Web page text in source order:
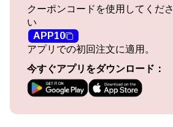
クーポンコードを使用してくださ
い
APP10
アプリでの初回注文に適用。
今すぐアプリをダウンロード：